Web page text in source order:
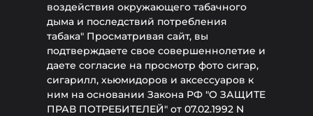
воздействия окружающего табачного
дыма и последствий потребления
табака" Просматривая сайт, вы
подтверждаете свое совершеннолетие и
даете согласие на просмотр фото сигар,
сигарилл, хьюмидоров и аксессуаров к
ним на основании Закона РФ "О ЗАЩИТЕ
ПРАВ ПОТРЕБИТЕЛЕЙ" от 07.02.1992 N